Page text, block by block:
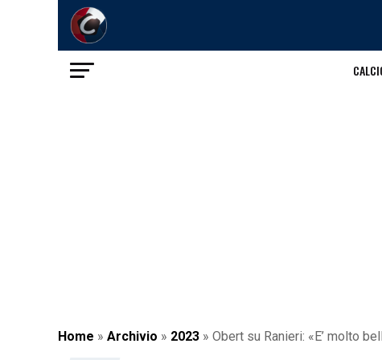
Home » Archivio » 2023 » Obert su Ranieri: «E’ molto